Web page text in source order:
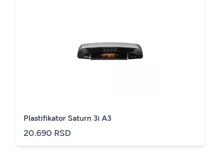
Plastifikator Saturn 3i A3
20.690 RSD